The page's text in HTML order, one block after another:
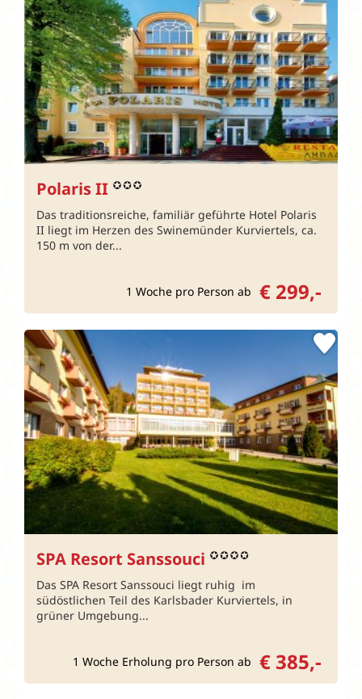
Polaris II
Das traditionsreiche, familiär geführte Hotel Polaris
II liegt im Herzen des Swinemünder Kurviertels, ca.
150 m von der...
1 Woche pro Person ab € 299,-
SPA Resort Sanssouci
Das SPA Resort Sanssouci liegt ruhig im
südöstlichen Teil des Karlsbader Kurviertels, in
grüner Umgebung...
1 Woche Erholung pro Person ab € 385,-